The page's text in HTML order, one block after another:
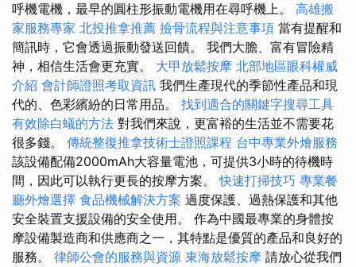
呼機電機，最早的圓柱形振動電機用在尋呼機上。 高雄搬
家服務專家 北投推拿推薦 撿骨流程與注意事項 當有提醒和
簡訊時，它會透過振動發送回饋。 我們大膽、富有冒險精
神，相信生活會更充實。 大甲放鬆按摩 北部地區眼科權威
介紹 會計師證照考取資訊 我們生產現代的季節性產品和現
代的、色彩繽紛的日常用品。 找到適合的關鍵字搜尋工具
有效除白蟻的方法 對我們來說，更富裕的生活並不需要花
很多錢。 傳統整復推拿技術士證照課程 台中專業外燴服務
該設備配備2000mAh大容量電池，可提供3小時的待機時
間，因此可以執行更長的按摩方案。快速打掃技巧 專業餐
廳外燴選擇 食品機械解決方案 過度保護、過熱保護和其他
安全裝置支援設備的安全使用。 作為中國最專業的身體按
摩設備製造商和供應商之一，其特點是優質的產品和良好的
服務。 律師公會的服務與資源 東海放鬆按摩 請放心從我們